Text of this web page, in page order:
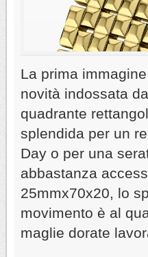
La prima
novità indossata
quadrante
splendida per un
Day o per una
abbastanza
25mmx70x20, lo
movimento è al
maglie dorate